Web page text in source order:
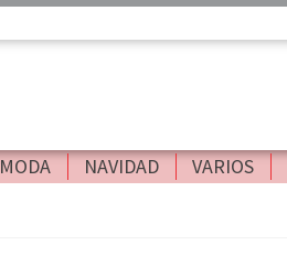
MODA NAVIDAD VARIOS